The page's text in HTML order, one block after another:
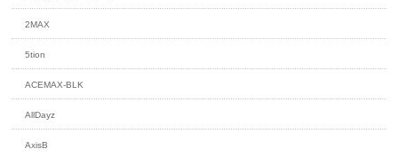
2MAX
5tion
ACEMAX-BLK
AllDayz
AxisB